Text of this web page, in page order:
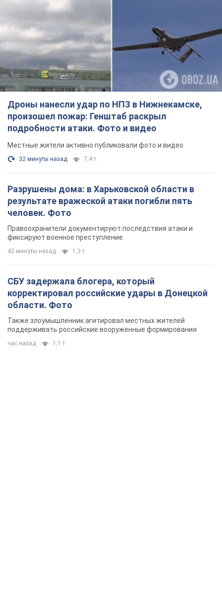
Дроны нанесли удар по НПЗ в Нижнекамске,
произошел пожар: Генштаб раскрыл
подробности атаки. Фото и видео
Местные жители активно публиковали фото и видео
32 минуты назад 7,4 т.
Разрушены дома: в Харьковской области в
результате вражеской атаки погибли пять
человек. Фото
Правоохранители документируют последствия атаки и
фиксируют военное преступление
43 минуты назад 1,3 т.
СБУ задержала блогера, который
корректировал российские удары в Донецкой
области. Фото
Также злоумышленник агитировал местных жителей
поддерживать российские вооруженные формирования
час назад 1,1 т.